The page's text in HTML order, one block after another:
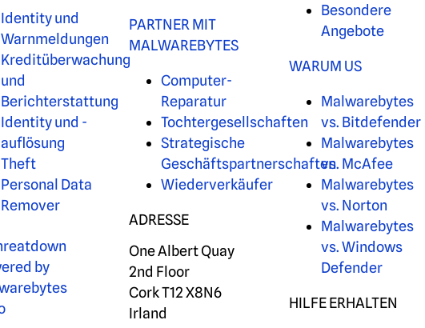
Identity und
Warnmeldungen
Kreditüberwachung
und
Berichterstattung
Identity und -
auflösung
Theft
Personal Data
Remover
PARTNER MIT
MALWAREBYTES
Computer-
Reparatur
Tochtergesellschaften
Strategische
Geschäftspartnerschaften
Wiederverkäufer
ADRESSE
One Albert Quay
2nd Floor
Cork T12 X8N6
Irland
Besondere
Angebote
WARUM US
Malwarebytes
vs. Bitdefender
Malwarebytes
vs. McAfee
Malwarebytes
vs. Norton
Malwarebytes
vs. Windows
Defender
HILFE ERHALTEN